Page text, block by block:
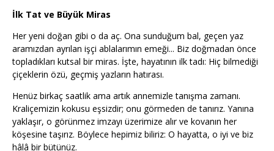
İlk Tat ve Büyük Miras
Her yeni doğan gibi o da aç. Ona sunduğum bal, geçen yaz
aramızdan ayrılan işçi ablalarımın emeği... Biz doğmadan önce
topladıkları kutsal bir miras. İşte, hayatının ilk tadı: Hiç bilmediği
çiçeklerin özü, geçmiş yazların hatırası.
Henüz birkaç saatlik ama artık annemizle tanışma zamanı.
Kraliçemizin kokusu eşsizdir; onu görmeden de tanırız. Yanına
yaklaşır, o görünmez imzayı üzerimize alır ve kovanın her
köşesine taşırız. Böylece hepimiz biliriz: O hayatta, o iyi ve biz
hâlâ bir bütünüz.